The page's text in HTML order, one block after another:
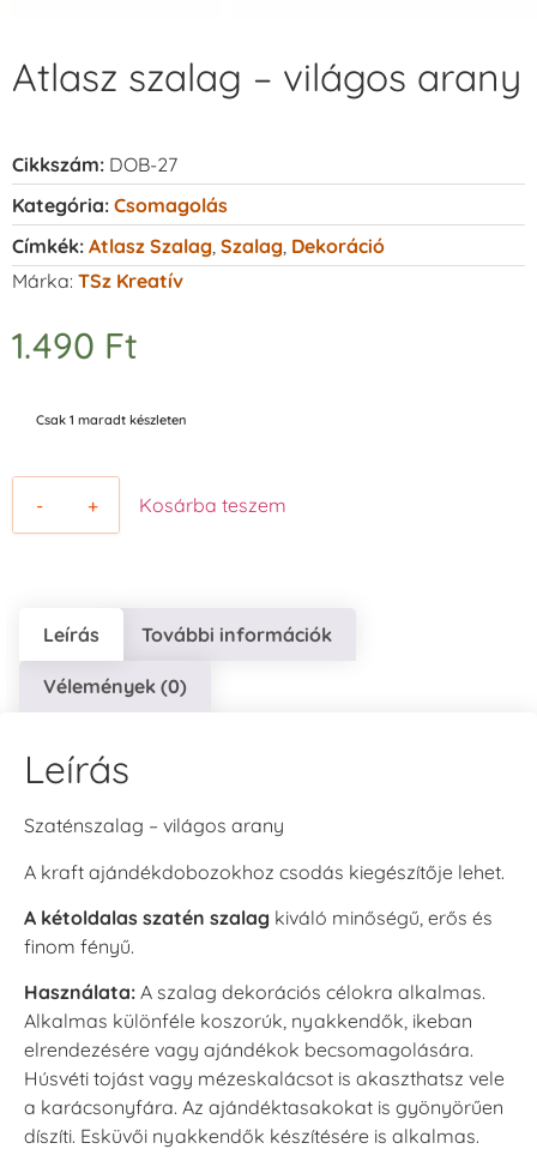
Atlasz szalag – világos arany
Cikkszám: DOB-27
Kategória: Csomagolás
Címkék: Atlasz Szalag Szalag Dekoráció
Márka: TSz Kreatív
1.490 Ft
Csak 1 maradt készleten
- + Kosárba teszem
Leírás További információk
Vélemények (0)
Leírás
Szaténszalag – világos arany
A kraft ajándékdobozokhoz csodás kiegészítője lehet.
A kétoldalas szatén szalag kiváló minőségű, erős és
finom fényű.
Használata: A szalag dekorációs célokra alkalmas.
Alkalmas különféle koszorúk, nyakkendők, ikeban
elrendezésére vagy ajándékok becsomagolására.
Húsvéti tojást vagy mézeskalácsot is akaszthatsz vele
a karácsonyfára. Az ajándéktasakokat is gyönyörűen
díszíti. Esküvői nyakkendők készítésére is alkalmas.